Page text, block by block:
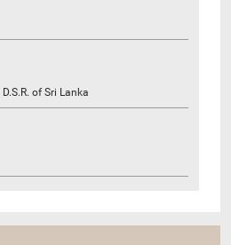
of Sri Lanka